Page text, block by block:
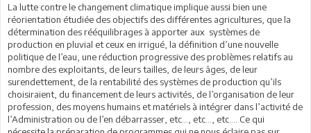
La lutte contre le changement climatique implique aussi bien une
réorientation étudiée des objectifs des différentes agricultures, que la
détermination des rééquilibrages à apporter aux systèmes de
production en pluvial et ceux en irrigué, la définition d’une nouvelle
politique de l’eau, une réduction progressive des problèmes relatifs au
nombre des exploitants, de leurs tailles, de leurs âges, de leur
surendettement, de la rentabilité des systèmes de production qu’ils
choisiraient, du financement de leurs activités, de l’organisation de leur
profession, des moyens humains et matériels à intégrer dans l’activité de
l’Administration ou de l’en débarrasser, etc…, etc…, etc…. Ce qui